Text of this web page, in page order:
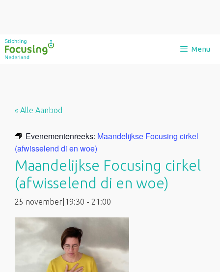
Ga
naar
Menu
« Alle Aanbod
Evenementenreeks: Maandelijkse Focusing cirkel
(afwisselend di en woe)
Maandelijkse Focusing cirkel
(afwisselend di en woe)
25 november|19:30 - 21:00